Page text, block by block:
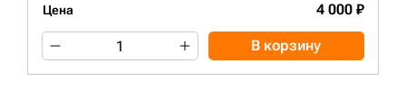
Цена 4 000 ₽
В корзину